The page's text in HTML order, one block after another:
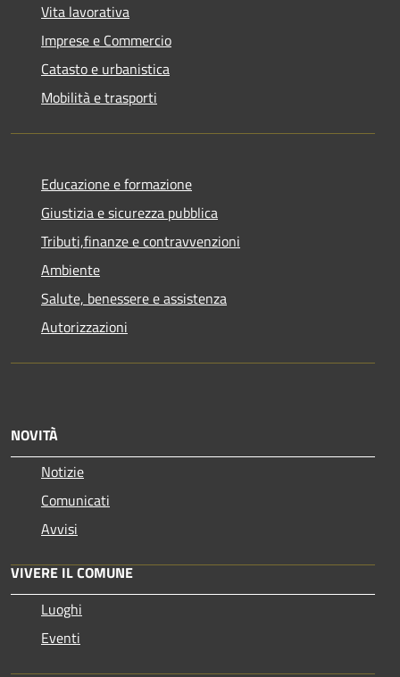
Vita lavorativa
Imprese e Commercio
Catasto e urbanistica
Mobilità e trasporti
Educazione e formazione
Giustizia e sicurezza pubblica
Tributi,finanze e contravvenzioni
Ambiente
Salute, benessere e assistenza
Autorizzazioni
NOVITÀ
Notizie
Comunicati
Avvisi
VIVERE IL COMUNE
Luoghi
Eventi